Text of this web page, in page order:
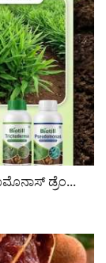
ಡ್ರೆಂ...